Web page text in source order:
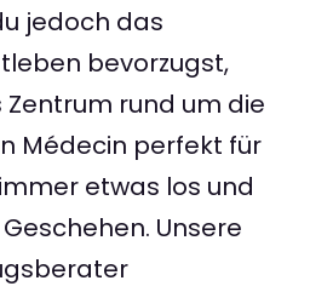
jedoch das
bevorzugst,
rund um die
Médecin perfekt für
etwas los und
Unsere